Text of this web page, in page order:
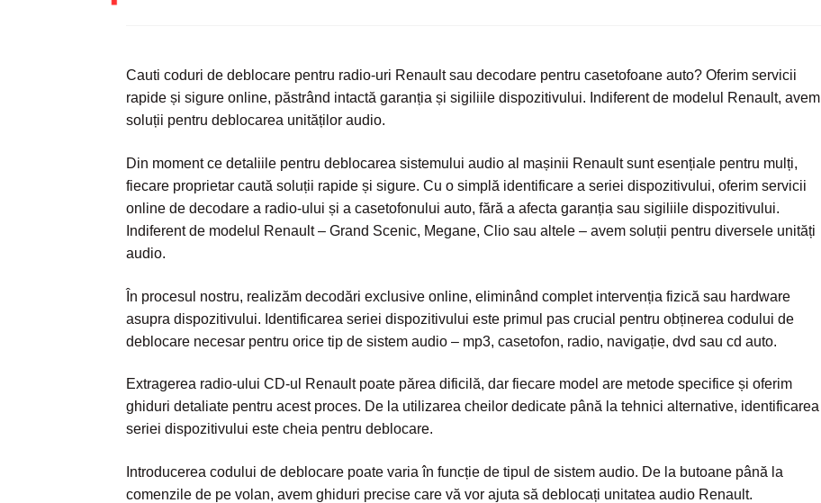
Cauti coduri de deblocare pentru radio-uri Renault sau decodare pentru casetofoane auto? Oferim servicii
rapide și sigure online, păstrând intactă garanția și sigiliile dispozitivului. Indiferent de modelul Renault, avem
soluții pentru deblocarea unităților audio.
Din moment ce detaliile pentru deblocarea sistemului audio al mașinii Renault sunt esențiale pentru mulți,
fiecare proprietar caută soluții rapide și sigure. Cu o simplă identificare a seriei dispozitivului, oferim servicii
online de decodare a radio-ului și a casetofonului auto, fără a afecta garanția sau sigiliile dispozitivului.
Indiferent de modelul Renault – Grand Scenic, Megane, Clio sau altele – avem soluții pentru diversele unități
audio.
În procesul nostru, realizăm decodări exclusive online, eliminând complet intervenția fizică sau hardware
asupra dispozitivului. Identificarea seriei dispozitivului este primul pas crucial pentru obținerea codului de
deblocare necesar pentru orice tip de sistem audio – mp3, casetofon, radio, navigație, dvd sau cd auto.
Extragerea radio-ului CD-ul Renault poate părea dificilă, dar fiecare model are metode specifice și oferim
ghiduri detaliate pentru acest proces. De la utilizarea cheilor dedicate până la tehnici alternative, identificarea
seriei dispozitivului este cheia pentru deblocare.
Introducerea codului de deblocare poate varia în funcție de tipul de sistem audio. De la butoane până la
comenzile de pe volan, avem ghiduri precise care vă vor ajuta să deblocați unitatea audio Renault.